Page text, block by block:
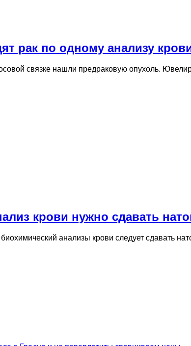
рак по одному анализу
связке нашли предраковую опухоль.
крови нужно сдавать
анализы крови следует сдавать